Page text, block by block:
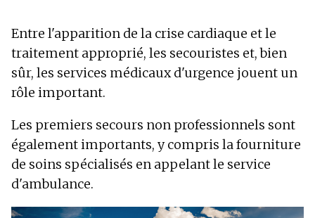
Entre l'apparition de la crise cardiaque et le
traitement approprié, les secouristes et, bien
sûr, les services médicaux d'urgence jouent un
rôle important.
Les premiers secours non professionnels sont
également importants, y compris la fourniture
de soins spécialisés en appelant le service
d'ambulance.